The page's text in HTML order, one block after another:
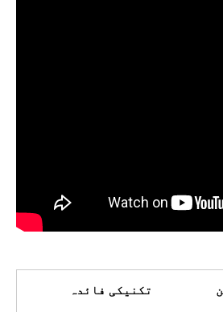
تکنیکی فائدہ